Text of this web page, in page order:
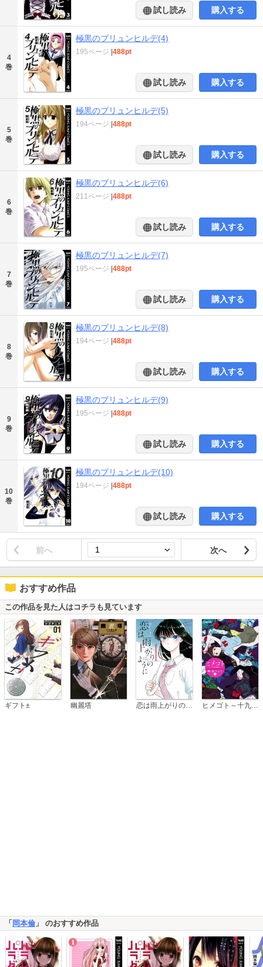
試し読み 購入する
4
巻
極黒のブリュンヒルデ(4)
195ページ 488pt
試し読み 購入する
5
巻
極黒のブリュンヒルデ(5)
194ページ 488pt
試し読み 購入する
6
巻
極黒のブリュンヒルデ(6)
211ページ 488pt
試し読み 購入する
7
巻
極黒のブリュンヒルデ(7)
195ページ 488pt
試し読み 購入する
8
巻
極黒のブリュンヒルデ(8)
194ページ 488pt
試し読み 購入する
9
巻
極黒のブリュンヒルデ(9)
195ページ 488pt
試し読み 購入する
10
巻
極黒のブリュンヒルデ(10)
194ページ 488pt
試し読み 購入する
前へ 次へ
おすすめ作品
この作品を見た人はコチラも見ています
ギフト± 幽麗塔 恋は雨上がりのように ヒメゴト～十九歳の制服～
「 岡本倫 」 のおすすめ作品